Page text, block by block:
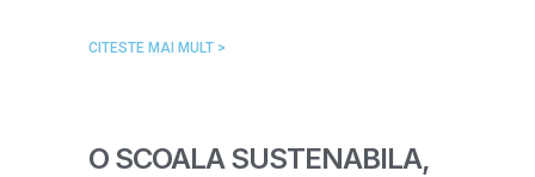
CITESTE MAI MULT >
O SCOALA SUSTENABILA,